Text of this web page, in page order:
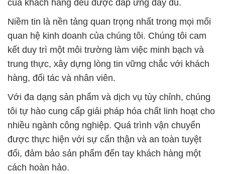
của khách hàng đều được đáp ứng đầy đủ.
Niềm tin là nền tảng quan trọng nhất trong mọi mối
quan hệ kinh doanh của chúng tôi. Chúng tôi cam
kết duy trì một môi trường làm việc minh bạch và
trung thực, xây dựng lòng tin vững chắc với khách
hàng, đối tác và nhân viên.
Với đa dạng sản phẩm và dịch vụ tùy chỉnh, chúng
tôi tự hào cung cấp giải pháp hóa chất linh hoạt cho
nhiều ngành công nghiệp. Quá trình vận chuyển
được thực hiện với sự cẩn thận và an toàn tuyệt
đối, đảm bảo sản phẩm đến tay khách hàng một
cách hoàn hảo.